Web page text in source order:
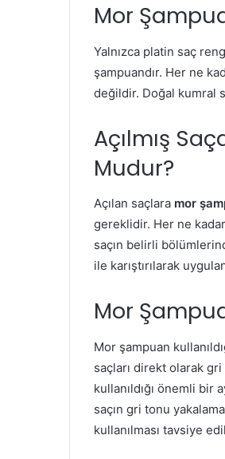
Mor
Yalnızca platin saç
şampuandır. Her ne
değildir. Doğal kumral
Açılmış
Mudur?
Açılan saçlara mor
gereklidir. Her ne
saçın belirli
ile karıştırılarak
Mor
Mor şampuan
saçları direkt olarak
kullanıldığı önemli bir
saçın gri tonu
kullanılması tavsiye